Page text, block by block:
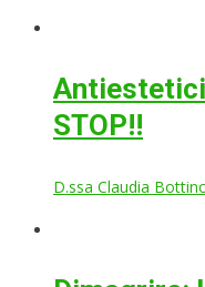
STOP!!
D.ssa Claudia